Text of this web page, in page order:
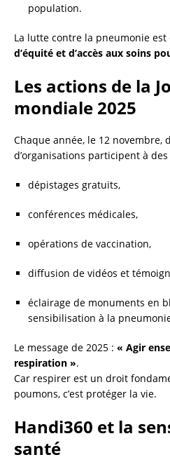
population.
La lutte contre la pneumonie
d’équité et d’accès aux soins
Les actions de la
mondiale 2025
Chaque année, le 12 novembre,
d’organisations participent à
dépistages gratuits,
conférences médicales,
opérations de vaccination,
diffusion de vidéos et
éclairage de monuments en
sensibilisation à la
Le message de 2025 : « Agir
respiration ».
Car respirer est un droit
poumons, c’est protéger la vie.
Handi360 et la
santé